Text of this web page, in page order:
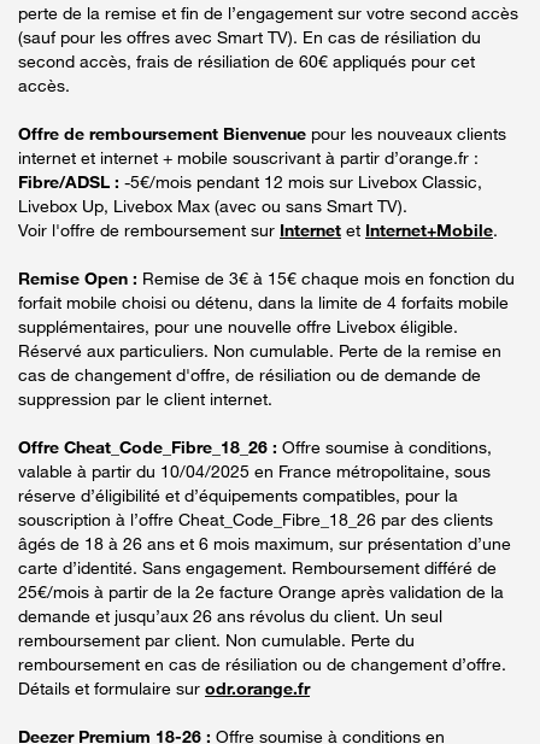
perte de la remise et fin de l’engagement sur votre second accès
(sauf pour les offres avec Smart TV). En cas de résiliation du
second accès, frais de résiliation de 60€ appliqués pour cet
accès.
Offre de remboursement Bienvenue pour les nouveaux clients
internet et internet + mobile souscrivant à partir d’orange.fr :
Fibre/ADSL : -5€/mois pendant 12 mois sur Livebox Classic,
Livebox Up, Livebox Max (avec ou sans Smart TV).
Voir l'offre de remboursement sur Internet et Internet+Mobile.
Remise Open : Remise de 3€ à 15€ chaque mois en fonction du
forfait mobile choisi ou détenu, dans la limite de 4 forfaits mobile
supplémentaires, pour une nouvelle offre Livebox éligible.
Réservé aux particuliers. Non cumulable. Perte de la remise en
cas de changement d'offre, de résiliation ou de demande de
suppression par le client internet.
Offre Cheat_Code_Fibre_18_26 : Offre soumise à conditions,
valable à partir du 10/04/2025 en France métropolitaine, sous
réserve d’éligibilité et d’équipements compatibles, pour la
souscription à l’offre Cheat_Code_Fibre_18_26 par des clients
âgés de 18 à 26 ans et 6 mois maximum, sur présentation d’une
carte d’identité. Sans engagement. Remboursement différé de
25€/mois à partir de la 2e facture Orange après validation de la
demande et jusqu’aux 26 ans révolus du client. Un seul
remboursement par client. Non cumulable. Perte du
remboursement en cas de résiliation ou de changement d’offre.
Détails et formulaire sur odr.orange.fr
Deezer Premium 18-26 : Offre soumise à conditions en